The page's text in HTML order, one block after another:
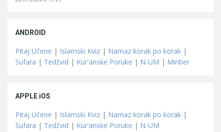
ANDROID
Pitaj Učene | Islamski Kviz | Namaz korak po korak |
Sufara | Tedžvid | Kur'anske Poruke | N-UM | Minber
APPLE iOS
Pitaj Učene | Islamski Kviz | Namaz korak po korak |
Sufara | Tedžvid | Kur'anske Poruke | N-UM